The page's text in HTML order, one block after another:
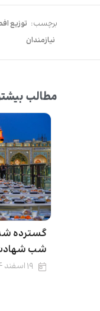
برچسب: توزیع
نیازمندان
مطالب
گسترده
شب
۱۹ اسفند ۱۴۰۴